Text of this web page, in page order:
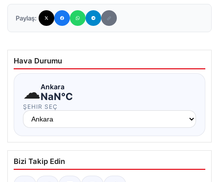
Paylaş:
Hava Durumu
☁Ankara
NaN°C
ŞEHIR SEÇ
Bizi Takip Edin